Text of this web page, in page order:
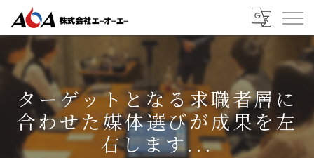
ターゲットとなる求職者層に
合わせた媒体選びが成果を左
右します...